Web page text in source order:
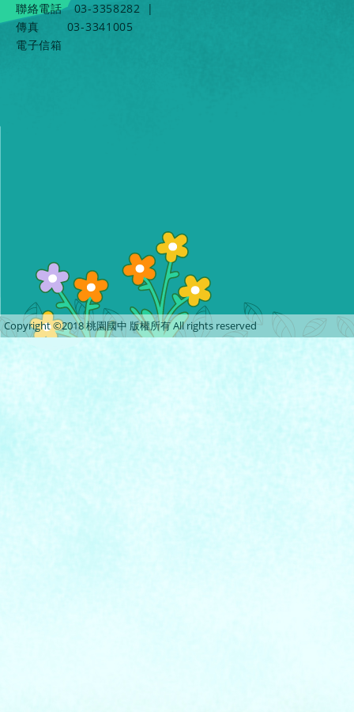
聯絡電話
03-3358282
|
傳真
03-3341005
電子信箱
Copyright ©2018 桃園國中 版權所有 All rights reserved